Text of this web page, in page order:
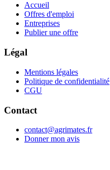
Accueil
Offres d'emploi
Entreprises
Publier une offre
Légal
Mentions légales
Politique de confidentialité
CGU
Contact
contact@agrimates.fr
Donner mon avis